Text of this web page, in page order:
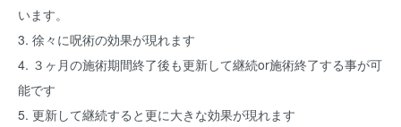
います。
3. 徐々に呪術の効果が現れます
4. ３ヶ月の施術期間終了後も更新して継続or施術終了する事が可
能です
5. 更新して継続すると更に大きな効果が現れます